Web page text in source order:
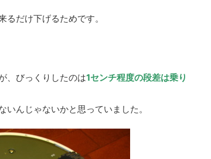
だけ下げるためです。
、びっくりしたのは1センチ程度の段差は乗り
んじゃないかと思っていました。